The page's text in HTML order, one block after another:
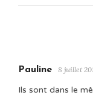
Pauline 8 juillet
Ils sont dans le